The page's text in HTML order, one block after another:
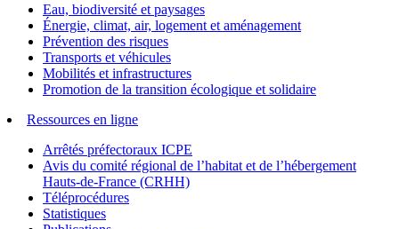
Eau, biodiversité et paysages
Énergie, climat, air, logement et aménagement
Prévention des risques
Transports et véhicules
Mobilités et infrastructures
Promotion de la transition écologique et solidaire
Ressources en ligne
Arrêtés préfectoraux ICPE
Avis du comité régional de l’habitat et de l’hébergement
Hauts-de-France (CRHH)
Téléprocédures
Statistiques